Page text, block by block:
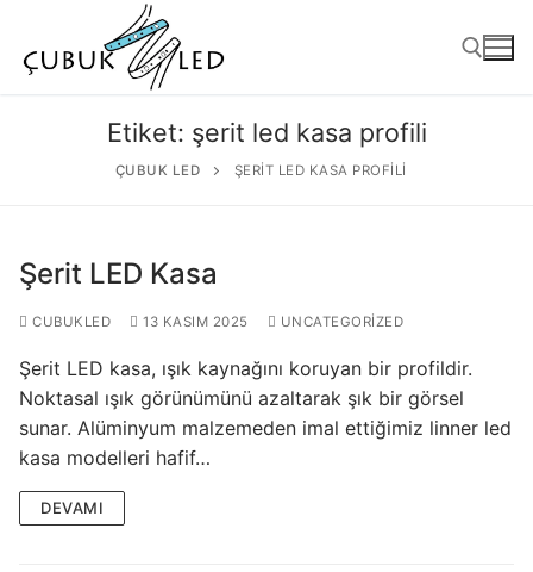
ANASAYFA
ÜRÜNLER
Etiket: şerit led kasa profili
ÇUBUK LED ŞERIT LED KASA PROFILI
Şerit LED Kasa
CUBUKLED 13 KASIM 2025 UNCATEGORIZED
Şerit LED kasa, ışık kaynağını koruyan bir profildir.
Noktasal ışık görünümünü azaltarak şık bir görsel
sunar. Alüminyum malzemeden imal ettiğimiz linner led
kasa modelleri hafif…
DEVAMI